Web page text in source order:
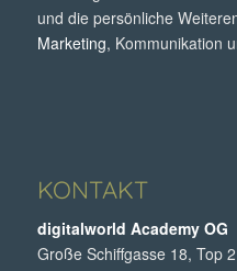
und die persönliche
Marketing, Kommunikation
KONTAKT
digitalworld Academy OG
Große Schiffgasse 18, Top 2